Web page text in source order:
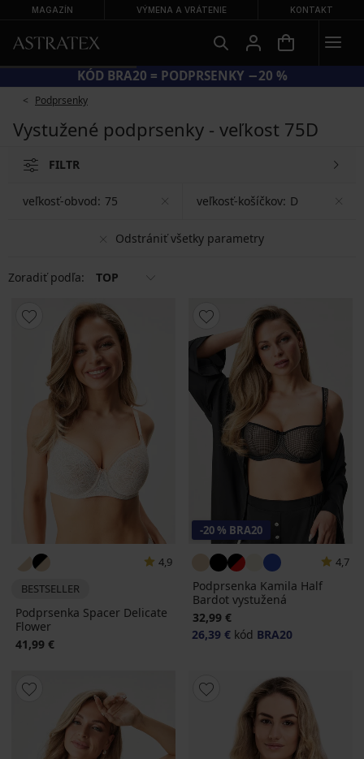
MAGAZÍN VÝMENA A VRÁTENIE KONTAKT
KÓD BRA20 = PODPRSENKY −20 %
Podprsenky
Vystužené podprsenky - veľkost 75D
FILTR
Odstrániť všetky parametry
veľkosť-obvod: 75 veľkosť-košíčkov: D
Zoradiť podľa: TOP
4,9
BESTSELLER
Podprsenka Spacer Delicate
Flower
41,99 €
-20 % BRA20
4,7
Podprsenka Kamila Half
Bardot vystužená
32,99 €
26,39 € kód BRA20